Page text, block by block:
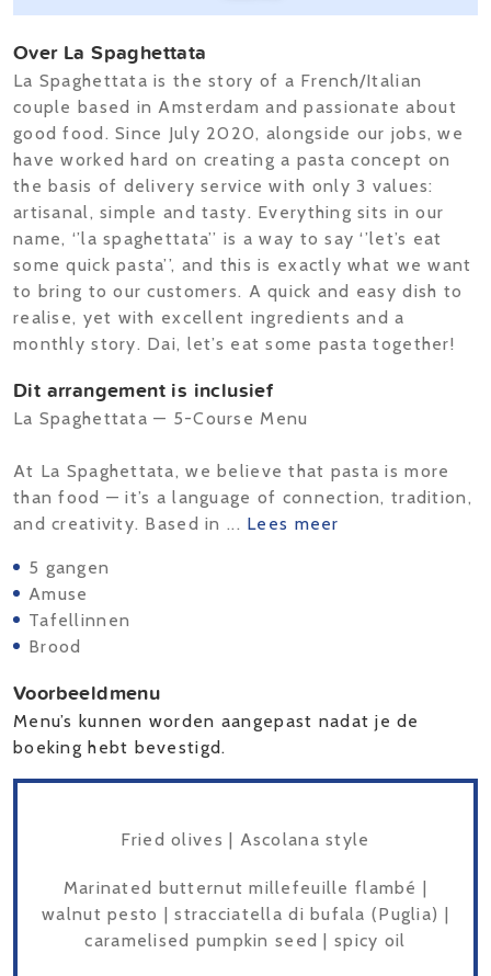
Over La Spaghettata
La Spaghettata is the story of a French/Italian
couple based in Amsterdam and passionate about
good food. Since July 2020, alongside our jobs, we
have worked hard on creating a pasta concept on
the basis of delivery service with only 3 values:
artisanal, simple and tasty. Everything sits in our
name, ‘’la spaghettata’’ is a way to say ‘’let’s eat
some quick pasta’’, and this is exactly what we want
to bring to our customers. A quick and easy dish to
realise, yet with excellent ingredients and a
monthly story. Dai, let’s eat some pasta together!
Dit arrangement is inclusief
La Spaghettata — 5-Course Menu
At La Spaghettata, we believe that pasta is more
than food — it’s a language of connection, tradition,
and creativity. Based in ... Lees meer
5 gangen
Amuse
Tafellinnen
Brood
Voorbeeldmenu
Menu’s kunnen worden aangepast nadat je de
boeking hebt bevestigd.
Fried olives | Ascolana style
Marinated butternut millefeuille flambé |
walnut pesto | stracciatella di bufala (Puglia) |
caramelised pumpkin seed | spicy oil